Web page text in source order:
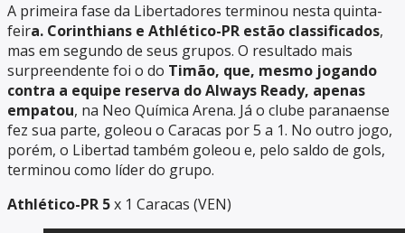
A primeira fase da Libertadores terminou nesta quinta-
feira. Corinthians e Athlético-PR estão classificados,
mas em segundo de seus grupos. O resultado mais
surpreendente foi o do Timão, que, mesmo jogando
contra a equipe reserva do Always Ready, apenas
empatou, na Neo Química Arena. Já o clube paranaense
fez sua parte, goleou o Caracas por 5 a 1. No outro jogo,
porém, o Libertad também goleou e, pelo saldo de gols,
terminou como líder do grupo.
Athlético-PR 5x 1 Caracas (VEN)